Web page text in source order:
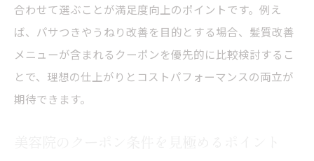
合わせて選ぶことが満足度向上のポイントです。例え
ば、パサつきやうねり改善を目的とする場合、髪質改善
メニューが含まれるクーポンを優先的に比較検討するこ
とで、理想の仕上がりとコストパフォーマンスの両立が
期待できます。